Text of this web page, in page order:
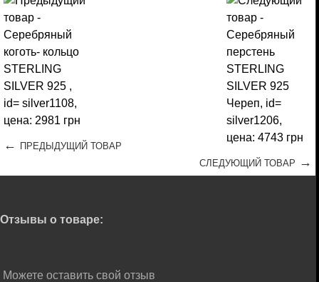
←
ПРЕДЫДУЩИЙ ТОВАР
СЛЕДУЮЩИЙ ТОВАР →
Отзывы о товаре:
Можете оставить свой отзыв